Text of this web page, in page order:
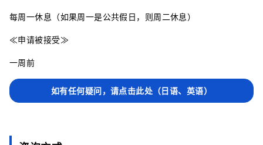
每周一休息（如果周一是公共假日，则周二休息）
≪申请被接受≫
一周前
如有任何疑问，请点击此处（日语、英语）